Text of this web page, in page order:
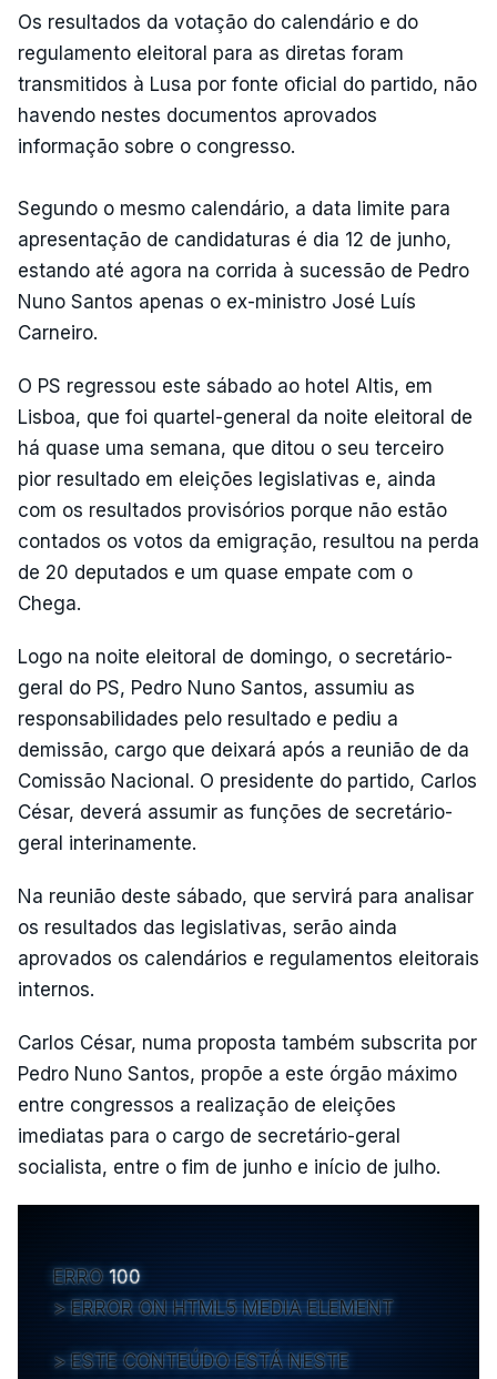
Os resultados da votação do calendário e do
regulamento eleitoral para as diretas foram
transmitidos à Lusa por fonte oficial do partido, não
havendo nestes documentos aprovados
informação sobre o congresso.
Segundo o mesmo calendário, a data limite para
apresentação de candidaturas é dia 12 de junho,
estando até agora na corrida à sucessão de Pedro
Nuno Santos apenas o ex-ministro José Luís
Carneiro.
O PS regressou este sábado ao hotel Altis, em
Lisboa, que foi quartel-general da noite eleitoral de
há quase uma semana, que ditou o seu terceiro
pior resultado em eleições legislativas e, ainda
com os resultados provisórios porque não estão
contados os votos da emigração, resultou na perda
de 20 deputados e um quase empate com o
Chega.
Logo na noite eleitoral de domingo, o secretário-
geral do PS, Pedro Nuno Santos, assumiu as
responsabilidades pelo resultado e pediu a
demissão, cargo que deixará após a reunião de da
Comissão Nacional. O presidente do partido, Carlos
César, deverá assumir as funções de secretário-
geral interinamente.
Na reunião deste sábado, que servirá para analisar
os resultados das legislativas, serão ainda
aprovados os calendários e regulamentos eleitorais
internos.
Carlos César, numa proposta também subscrita por
Pedro Nuno Santos, propõe a este órgão máximo
entre congressos a realização de eleições
imediatas para o cargo de secretário-geral
socialista, entre o fim de junho e início de julho.
ERRO 100
ERROR ON HTML5 MEDIA ELEMENT
ESTE CONTEÚDO ESTÁ NESTE